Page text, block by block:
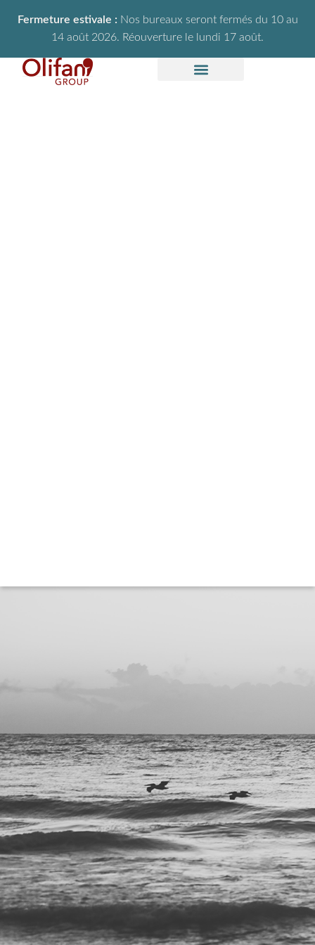
Fermeture estivale : Nos bureaux seront fermés du 10 au
14 août 2026. Réouverture le lundi 17 août.